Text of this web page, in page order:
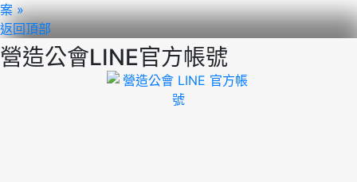
案 »
返回頂部
營造公會LINE官方帳號